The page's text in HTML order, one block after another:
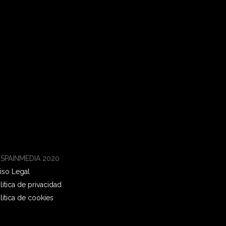
2020
Legal
de privacidad
de cookies